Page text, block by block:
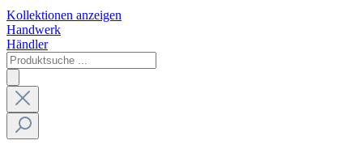
Kollektionen anzeigen
Handwerk
Händler